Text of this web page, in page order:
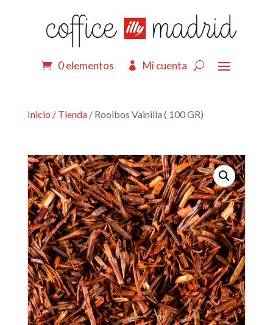
0 elementos Mi cuenta
Inicio / Tienda/ Rooibos Vainilla ( 100 GR)